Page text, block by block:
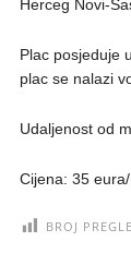
Herceg Novi-
Plac posjeduje
plac se nalazi
Udaljenost od
Cijena: 35
BROJ